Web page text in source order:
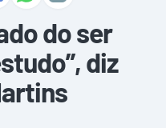
do ser
diz